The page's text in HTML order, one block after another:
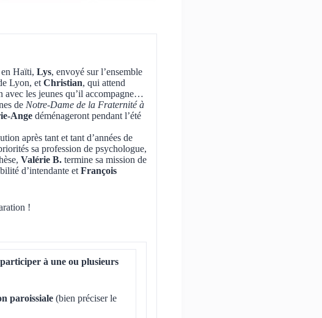
Haïti, Lys, envoyé sur l’ensemble
Lyon, et Christian, qui attend
avec les jeunes qu’il accompagne…
de Notre-Dame de la Fraternité à
Ange déménageront pendant l’été
après tant et tant d’années de
sa profession de psychologue,
Valérie B. termine sa mission de
d’intendante et François
!
participer à une ou plusieurs
paroissiale (bien préciser le